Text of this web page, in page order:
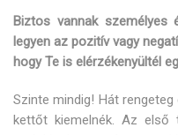
Biztos vannak személyes
legyen az pozitív vagy
hogy Te is elérzékenyültél
Szinte mindig! Hát
kettőt kiemelnék. Az első